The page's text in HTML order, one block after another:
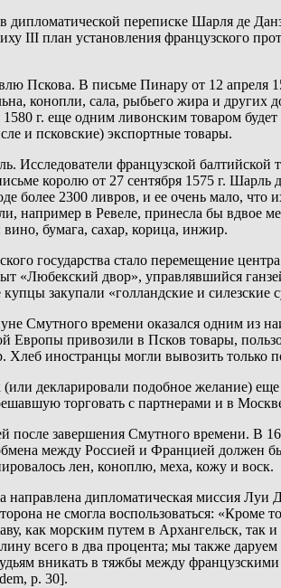
переписке Шарля де
III план установления французского
Пскова. В письме Пинару от 12
конопли, сала, рыбьего жира и
г. еще одним ливонским товаром
и псковские) экспортные товары.
французской
королю от 27 сентября 1575 г. Шарль
2300 ливров, и ее очень мало, что
например в Ревеле, принесла бы вдвое
бумага, сахар, корица, инжир.
государства стало перемещение
«Любекский двор», управлявшийся
закупали «голландские и силезские
Смутного времени оказался одним из
Европы привозили в Псков товары,
иностранцы могли вывозить только
декларировали подобное желание)
торговать с партнерами и в
завершения Смутного времени. В
между Россией и Францией должен
лен, коноплю, меха, кожу и воск.
дипломатическая миссия
не смогла воспользоваться:
как морским путем в Архангельск,
всего в два процента; мы также
вникать в тяжбы между
p. 30].